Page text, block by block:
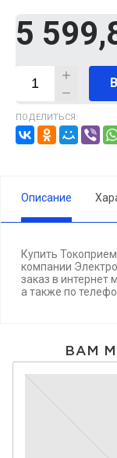
5
ПОДЕЛИТЬСЯ:
Описание
Купить
компании
заказ в интернет
а также по
ВАМ